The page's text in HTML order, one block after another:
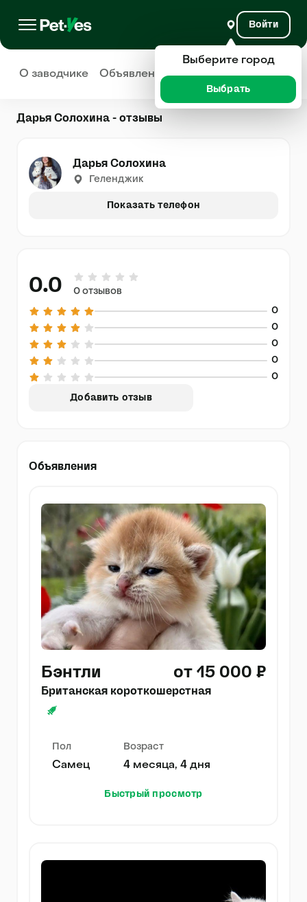
Войти
О заводчике Объявления Отзывы
Дарья Солохина - отзывы
Дарья Солохина
Геленджик
Показать телефон
0.0 0 отзывов
0
0
0
0
0
Добавить отзыв
Объявления
Бэнтли от 15 000 ₽
Британская короткошерстная
Пол
Самец
Возраст
4 месяца, 4 дня
Быстрый просмотр
Выберите город
Выбрать